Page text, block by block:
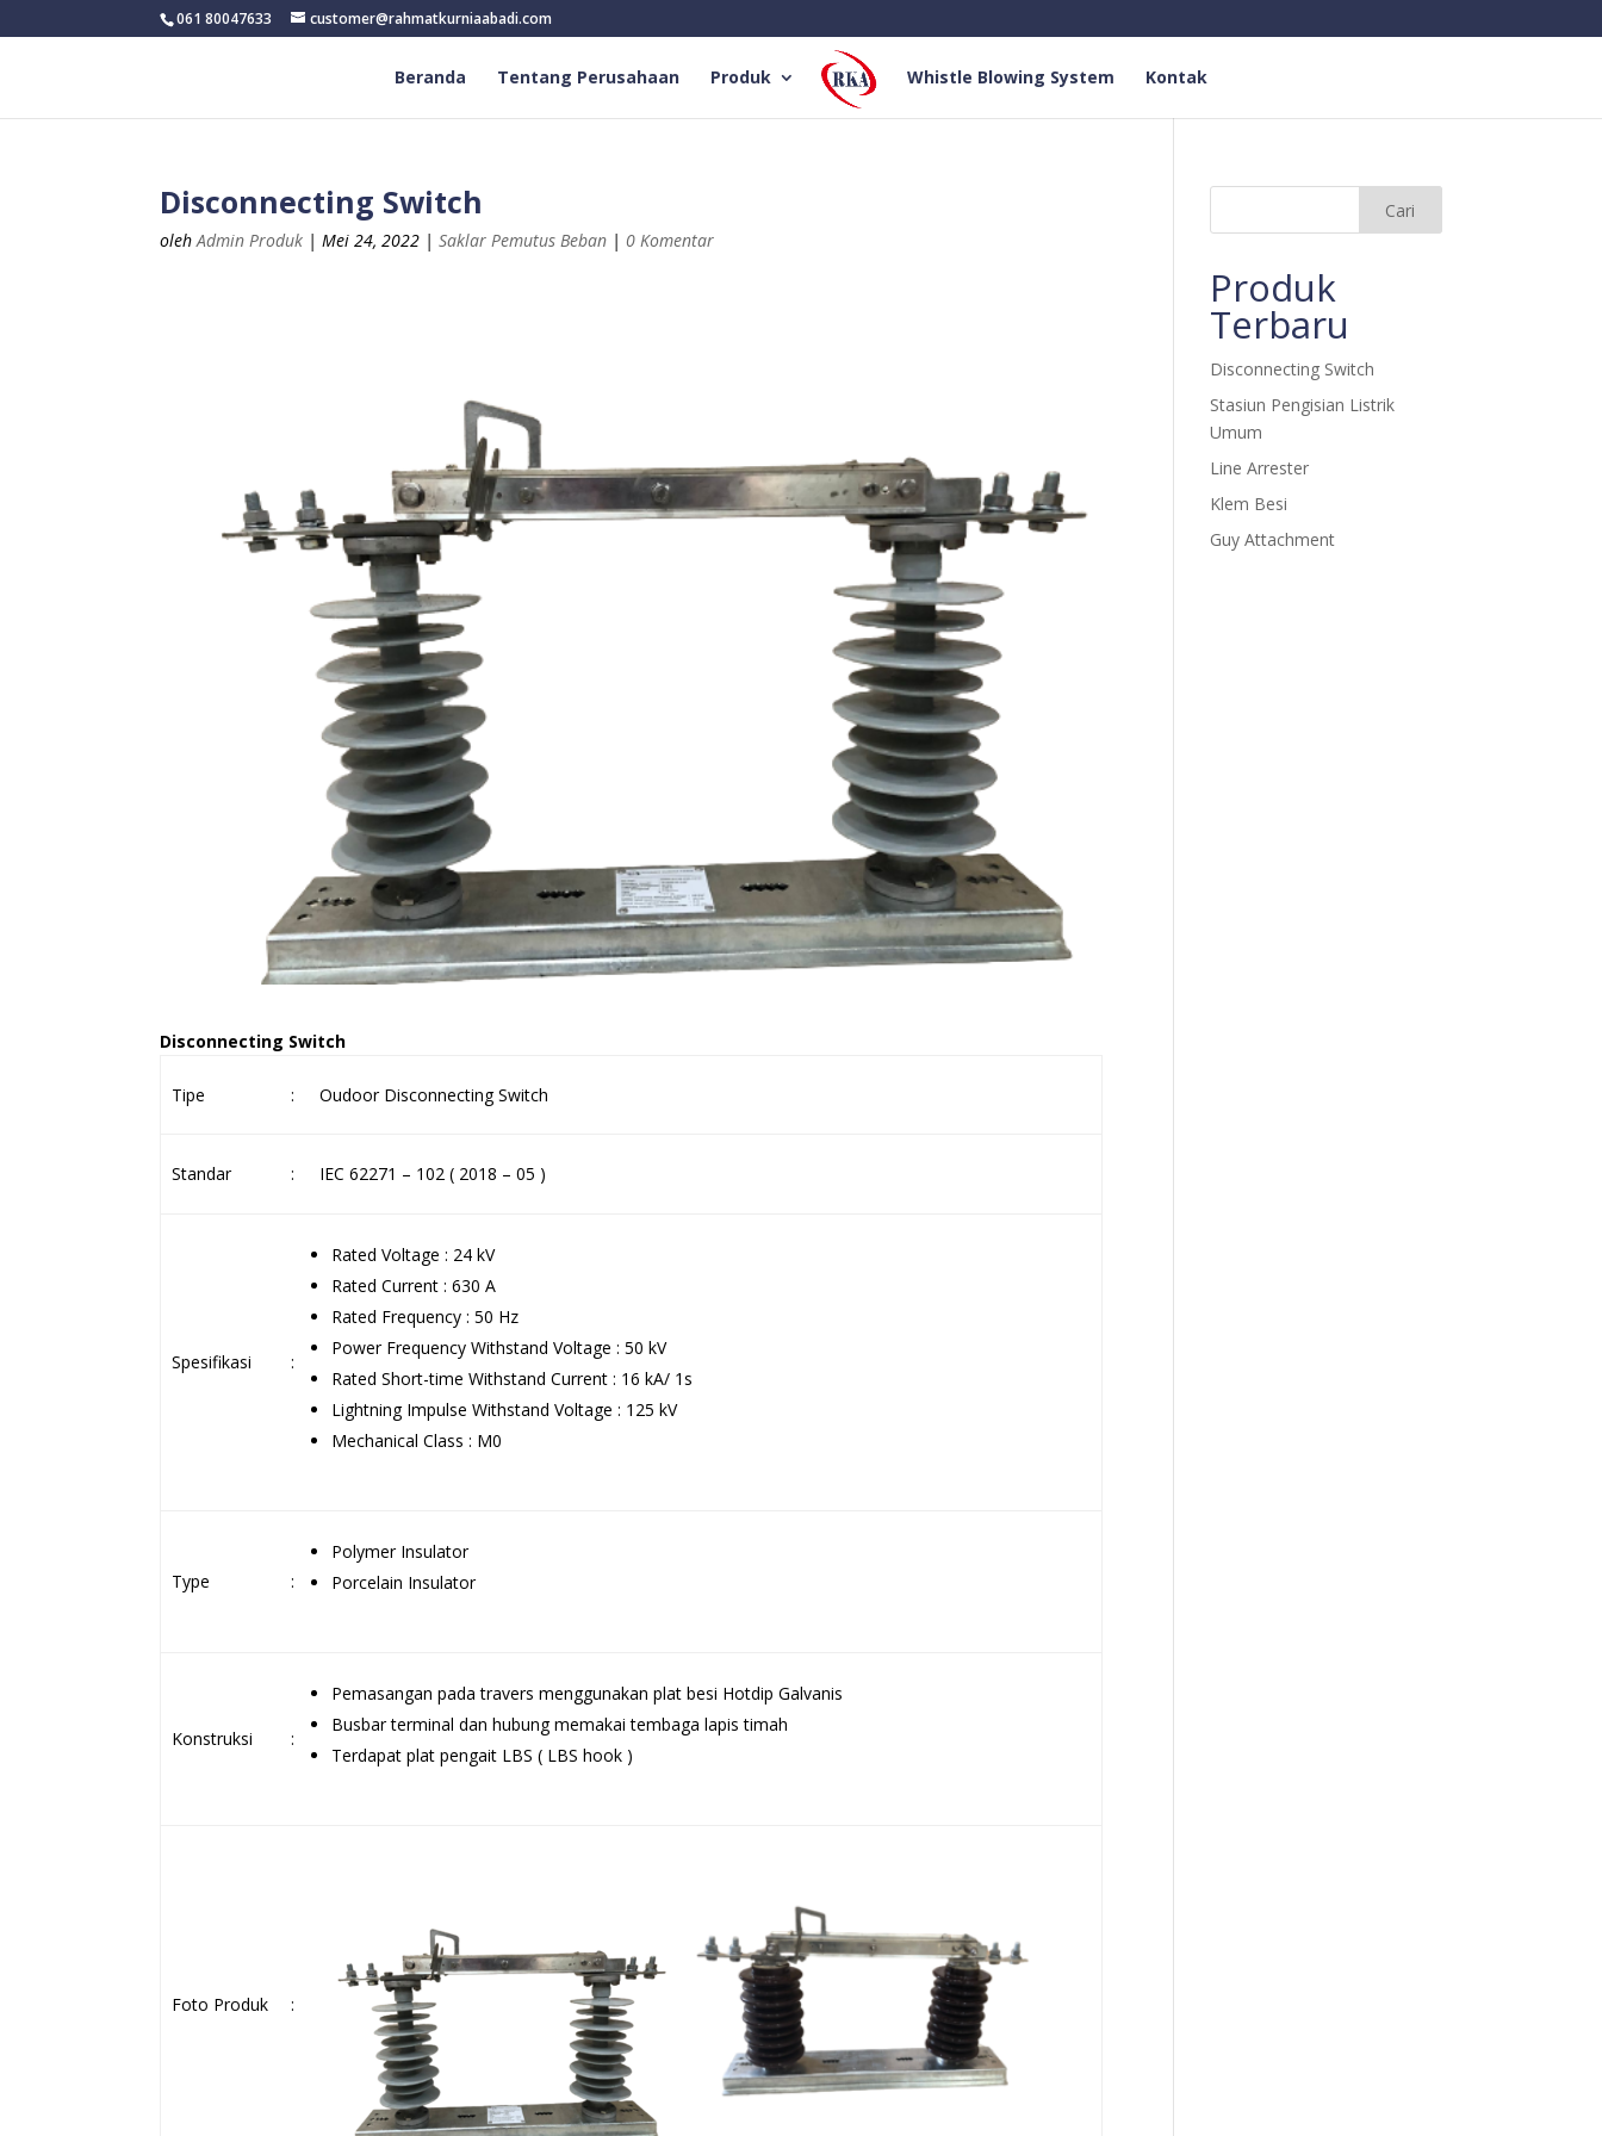
061 80047633 customer@rahmatkurniaabadi.com
Beranda Tentang Perusahaan Produk Whistle Blowing System Kontak
Disconnecting Switch
olehAdmin Produk |Mei 24, 2022 |Saklar Pemutus Beban |0 Komentar
Disconnecting Switch
Tipe : Oudoor Disconnecting Switch
Standar : IEC 62271 – 102 ( 2018 – 05 )
Spesifikasi :
Rated Voltage : 24 kV
Rated Current : 630 A
Rated Frequency : 50 Hz
Power Frequency Withstand Voltage : 50 kV
Rated Short-time Withstand Current : 16 kA/ 1s
Lightning Impulse Withstand Voltage : 125 kV
Mechanical Class : M0
Type :
Polymer Insulator
Porcelain Insulator
Konstruksi :
Pemasangan pada travers menggunakan plat besi Hotdip Galvanis
Busbar terminal dan hubung memakai tembaga lapis timah
Terdapat plat pengait LBS ( LBS hook )
Foto Produk :
Produk
Terbaru
Disconnecting Switch
Stasiun Pengisian Listrik
Umum
Line Arrester
Klem Besi
Guy Attachment